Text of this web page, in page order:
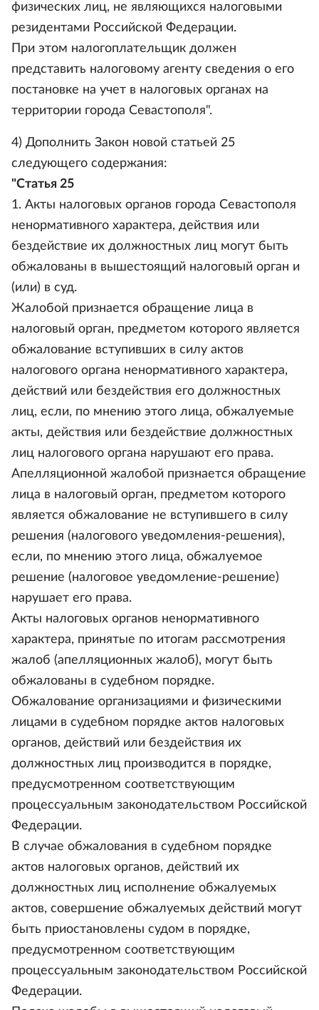
физических лиц, не являющихся налоговыми
резидентами Российской Федерации.
При этом налогоплательщик должен
представить налоговому агенту сведения о его
постановке на учет в налоговых органах на
территории города Севастополя".
4) Дополнить Закон новой статьей 25
следующего содержания:
"Статья 25
1. Акты налоговых органов города Севастополя
ненормативного характера, действия или
бездействие их должностных лиц могут быть
обжалованы в вышестоящий налоговый орган и
(или) в суд.
Жалобой признается обращение лица в
налоговый орган, предметом которого является
обжалование вступивших в силу актов
налогового органа ненормативного характера,
действий или бездействия его должностных
лиц, если, по мнению этого лица, обжалуемые
акты, действия или бездействие должностных
лиц налогового органа нарушают его права.
Апелляционной жалобой признается обращение
лица в налоговый орган, предметом которого
является обжалование не вступившего в силу
решения (налогового уведомления-решения),
если, по мнению этого лица, обжалуемое
решение (налоговое уведомление-решение)
нарушает его права.
Акты налоговых органов ненормативного
характера, принятые по итогам рассмотрения
жалоб (апелляционных жалоб), могут быть
обжалованы в судебном порядке.
Обжалование организациями и физическими
лицами в судебном порядке актов налоговых
органов, действий или бездействия их
должностных лиц производится в порядке,
предусмотренном соответствующим
процессуальным законодательством Российской
Федерации.
В случае обжалования в судебном порядке
актов налоговых органов, действий их
должностных лиц исполнение обжалуемых
актов, совершение обжалуемых действий могут
быть приостановлены судом в порядке,
предусмотренном соответствующим
процессуальным законодательством Российской
Федерации.